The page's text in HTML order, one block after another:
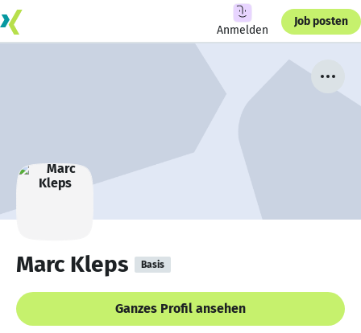
Anmelden
Job posten
Marc Kleps Basis
Ganzes Profil ansehen